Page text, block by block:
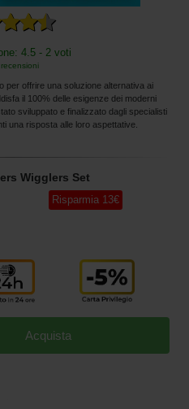
4.5 - 2 voti
per offrire una soluzione alternativa ai
il 100% delle esigenze dei moderni
sviluppato e finalizzato dagli specialisti
una risposta alle loro aspettative.
Wigglers Set
Risparmia 13€
Acquista